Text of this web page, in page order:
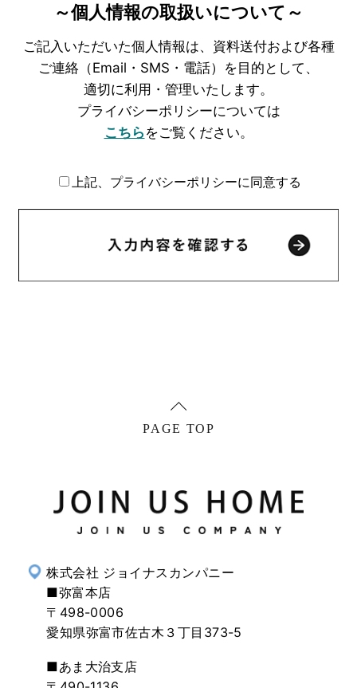
～個人情報の取扱いについて～
ご記入いただいた個人情報は、 資料送付および各種
ご連絡（Email・SMS・電話）を目的として、
適切に利用・管理いたします。
プライバシーポリシーについては
こちら をご覧ください。
上記、プライバシーポリシーに同意する
株式会社 ジョイナスカンパニー
■弥富本店
〒498-0006
愛知県弥富市佐古木３丁目373-5
■あま大治支店